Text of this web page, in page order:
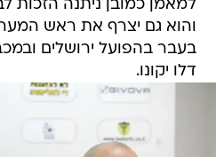
למאמן כמובן ניתנה הזכות
והוא גם יצרף את ראש
בעבר בהפועל ירושלים
דלו יקונו.